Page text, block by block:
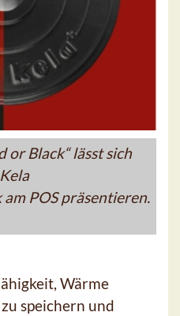
or Black“ lässt sich
POS präsentieren.
Wärme
speichern und